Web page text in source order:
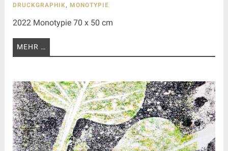
DRUCKGRAPHIK, MONOTYPIE
2022 Monotypie 70 x 50 cm
MEHR …